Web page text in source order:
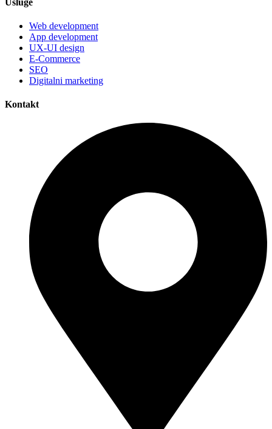
Web development
App development
UX-UI design
E-Commerce
SEO
Digitalni marketing
Kontakt